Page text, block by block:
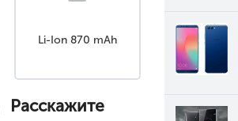
Li-Ion 870 mAh
Расскажите